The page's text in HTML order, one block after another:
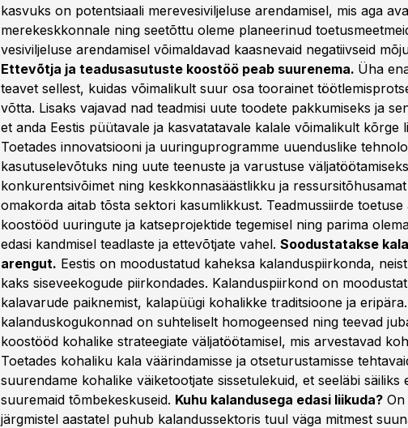
kasvuks on potentsiaali merevesiviljeluse arendamisel, mis aga
merekeskkonnale ning seetõttu oleme planeerinud
vesiviljeluse arendamisel võimaldavad kaasnevaid negatiivseid
Ettevõtja ja teadusasutuste koostöö peab suurenema. Üha
teavet sellest, kuidas võimalikult suur osa toorainet
võtta. Lisaks vajavad nad teadmisi uute toodete pakkumiseks ja
et anda Eestis püütavale ja kasvatatavale kalale võimalikult kõrge
Toetades innovatsiooni ja uuringuprogramme uuenduslike
kasutuselevõtuks ning uute teenuste ja varustuse
konkurentsivõimet ning keskkonnasäästlikku ja ressursitõhusamat
omakorda aitab tõsta sektori kasumlikkust. Teadmussiirde toetuse
koostööd uuringute ja katseprojektide tegemisel ning parima
edasi kandmisel teadlaste ja ettevõtjate vahel. Soodustatakse
arengut. Eestis on moodustatud kaheksa kalanduspiirkonda,
kaks siseveekogude piirkondades. Kalanduspiirkond on
kalavarude paiknemist, kalapüügi kohalikke traditsioone ja
kalanduskogukonnad on suhteliselt homogeensed ning teevad
koostööd kohalike strateegiate väljatöötamisel, mis arvestavad
Toetades kohaliku kala väärindamisse ja otseturustamisse
suurendame kohalike väiketootjate sissetulekuid, et seeläbi säiliks
suuremaid tõmbekeskuseid. Kuhu kalandusega edasi liikuda?
järgmistel aastatel puhub kalandussektoris tuul väga mitmest